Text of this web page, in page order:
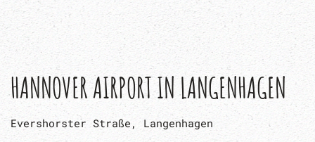
Sablé-Platz 6, Bückeburg
HÜGELGRÄBER IM DEISTER